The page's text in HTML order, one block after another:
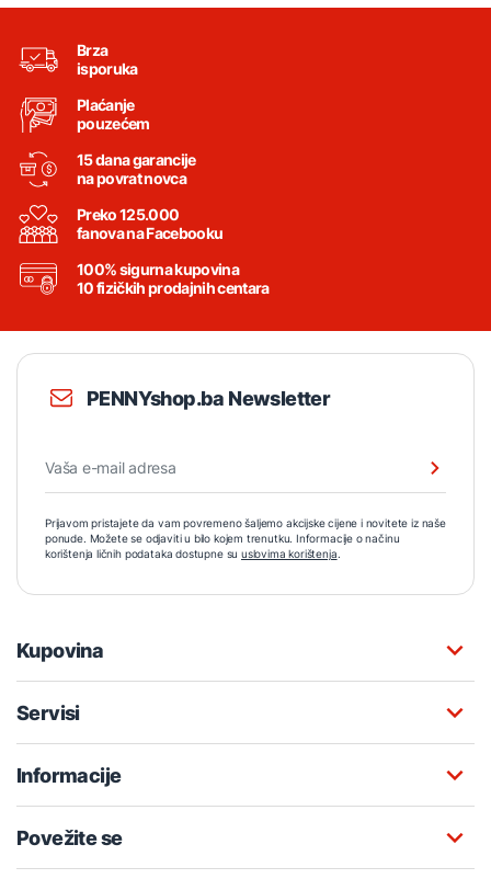
Brza
isporuka
Plaćanje
pouzećem
15 dana garancije
na povrat novca
Preko 125.000
fanova na Facebooku
100% sigurna kupovina
10 fizičkih prodajnih centara
PENNYshop.ba Newsletter
Prijavom pristajete da vam povremeno šaljemo akcijske cijene i novitete iz naše
ponude. Možete se odjaviti u bilo kojem trenutku. Informacije o načinu
korištenja ličnih podataka dostupne su uslovima korištenja.
Kupovina
Servisi
Informacije
Povežite se